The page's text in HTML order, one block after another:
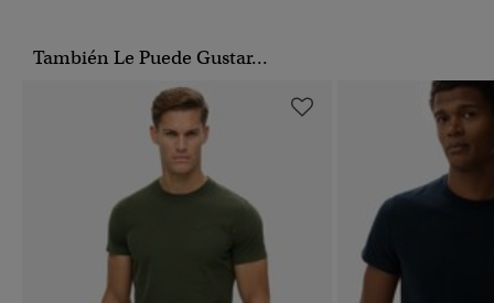
También Le Puede Gustar...